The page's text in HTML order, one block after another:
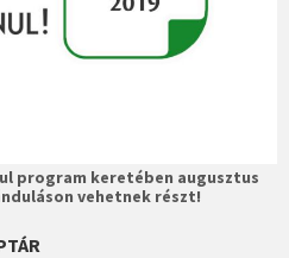
program keretében augusztus
vehetnek részt!